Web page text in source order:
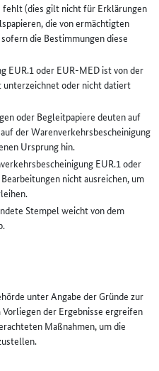
(dies gilt nicht für Erklärungen
die von ermächtigten
die Bestimmungen diese
EUR.1 oder EUR-MED ist von der
oder nicht datiert
oder Begleitpapiere deuten auf
der Warenverkehrsbescheinigung
Ursprung hin.
EUR.1 oder
nicht ausreichen, um
Stempel weicht von dem
unter Angabe der Gründe zur
der Ergebnisse ergreifen
Maßnahmen, um die